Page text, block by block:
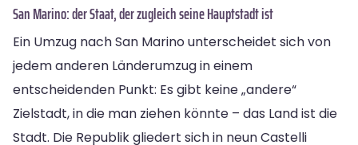
San Marino: der Staat, der zugleich seine Hauptstadt ist
Ein Umzug nach San Marino unterscheidet sich von
jedem anderen Länderumzug in einem
entscheidenden Punkt: Es gibt keine „andere“
Zielstadt, in die man ziehen könnte – das Land ist die
Stadt. Die Republik gliedert sich in neun Castelli